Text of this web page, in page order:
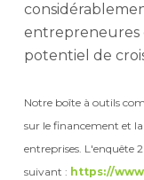
entrepreneures
potentiel de
Notre boîte à outils
sur le financement et
entreprises. L'enquête
suivant : https://